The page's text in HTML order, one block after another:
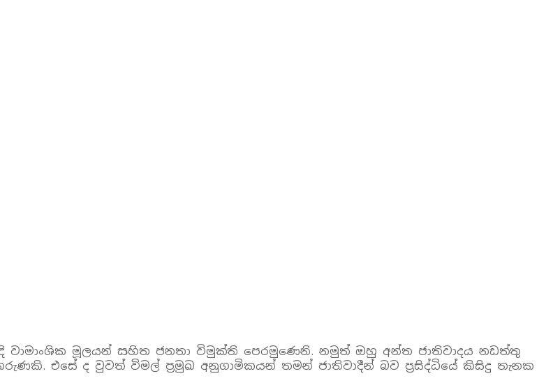
වාමාංශික මූලයන් සහිත ජනතා විමුක්ති පෙරමුණෙනි. නමුත් ඔහු අන්ත ජාතිවාදය නඩත්තු
එසේ ද වුවත් විමල් ප්‍රමුඛ අනුගාමිකයන් තමන් ජාතිවාදීන් බව ප්‍රසිද්ධියේ කිසිදු තැනක